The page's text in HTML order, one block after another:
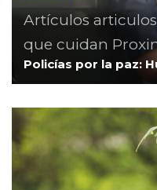
Artículos
que cuidan
Policías por la paz: